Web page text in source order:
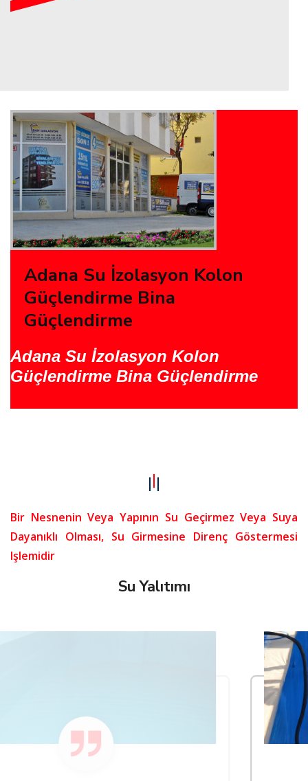
Adana Su İzolasyon Kolon
Güçlendirme Bina
Güçlendirme
Adana Su İzolasyon Kolon
Güçlendirme Bina Güçlendirme
Bir Nesnenin Veya Yapının Su Geçirmez Veya Suya
Dayanıklı Olması, Su Girmesine Direnç Göstermesi
Işlemidir
Su Yalıtımı